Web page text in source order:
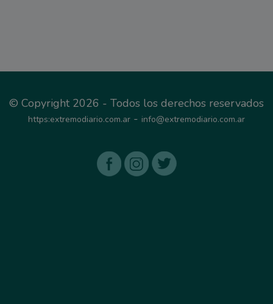
© Copyright 2026 - Todos los derechos reservados
https:extremodiario.com.ar - info@extremodiario.com.ar